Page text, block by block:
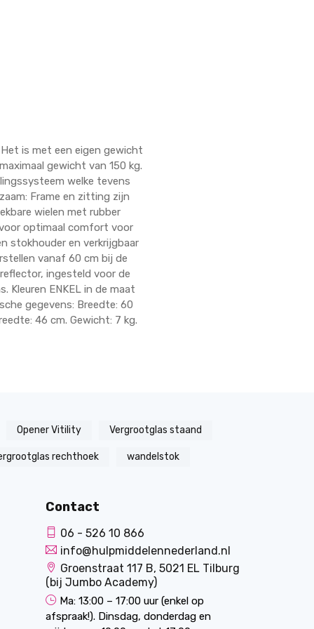
is met een eigen gewicht
gewicht van 150 kg.
welke tevens
Frame en zitting zijn
wielen met rubber
optimaal comfort voor
stokhouder en verkrijgbaar
vanaf 60 cm bij de
ingesteld voor de
Kleuren ENKEL in de maat
gegevens: Breedte: 60
46 cm. Gewicht: 7 kg.
Opener Vitility Vergrootglas staand
rechthoek wandelstok
Contact
06 - 526 10 866
info@hulpmiddelennederland.nl
Groenstraat 117 B, 5021 EL Tilburg
(bij Jumbo Academy)
Ma: 13:00 – 17:00 uur (enkel op
afspraak!). Dinsdag, donderdag en